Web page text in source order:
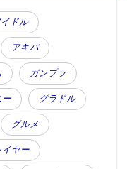
イドル
アキバ
ガンプラ
ー グラドル
グルメ
イヤー